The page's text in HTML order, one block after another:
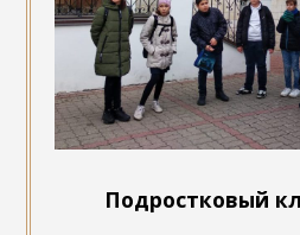
Подростковый